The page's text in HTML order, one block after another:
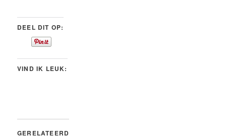
DEEL DIT OP:
VIND IK LEUK:
GERELATEERD